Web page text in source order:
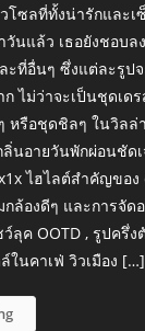
โซลที่ทั้งน่ารักและเ
วันแล้ว เธอยังชอบล
ะที่อื่นๆ ซึ่งแต่ละรู
ไม่ว่าจะเป็นชุดเด
หรือชุดชิลๆ ในวิลล่
นอายวันพักผ่อนชัด
ไฮไลต์สำคัญของ
ล้องดีๆ และการจัด
ว์ลุค OOTD , รูปครึ่
ในคาเฟ่ วิวเมือง […]